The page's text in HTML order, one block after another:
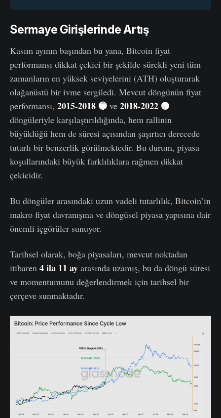
Sermaye Girişlerinde Artış
Kasım ayının başından bu yana, Bitcoin fiyat
performansı dikkat çekici bir şekilde sürekli yeni tüm
zamanların en yüksek seviyelerini (ATH) oluşturarak
olağanüstü bir ivme sergiledi. Mevcut döngünün fiyat
performansı, 2015-2018 🔵 ve 2018-2022 🟢
döngüleriyle karşılaştırıldığında, hem rallinin
büyüklüğü hem de süresi açısından şaşırtıcı derecede
tutarlı bir benzerlik görülmektedir. Bu durum, piyasa
koşullarındaki büyük farklılıklara rağmen dikkat
çekicidir.
Bu döngüler arasındaki uzun vadeli tutarlılık, Bitcoin’in
makro fiyat davranışına ve döngüsel piyasa yapısına dair
önemli içgörüler sunuyor.
Tarihsel olarak, boğa piyasaları, mevcut noktadan
itibaren 4 ila 11 ay arasında uzamış, bu da döngü süresi
ve momentumunu değerlendirmek için tarihsel bir
çerçeve sunmaktadır.